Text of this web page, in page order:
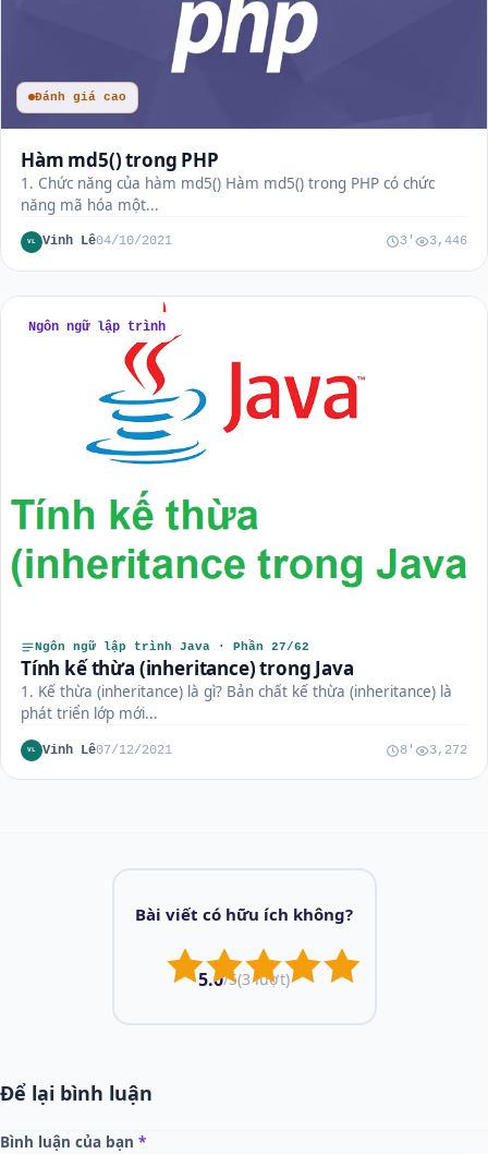
Đánh giá cao
Hàm md5() trong PHP
1. Chức năng của hàm md5() Hàm md5() trong PHP có chức
năng mã hóa một...
VL Vinh Lê04/10/2021 3' 3,446
Ngôn ngữ lập trình
Ngôn ngữ lập trình Java · Phần 27/62
Tính kế thừa (inheritance) trong Java
1. Kế thừa (inheritance) là gì? Bản chất kế thừa (inheritance) là
phát triển lớp mới...
VL Vinh Lê07/12/2021 8' 3,272
Bài viết có hữu ích không?
5.0/5(3 lượt)
Để lại bình luận
Bình luận của bạn *